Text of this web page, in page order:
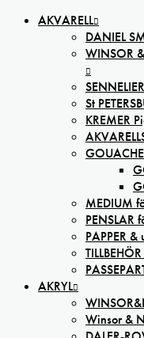
AKVARELL
DANIEL
WINSOR
St
KREMER
MEDIUM
PENSLAR
PAPPER
AKRYL
Winsor &